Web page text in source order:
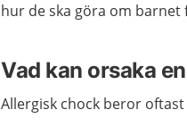
hur de ska göra om barnet
Vad kan orsaka
Allergisk chock beror